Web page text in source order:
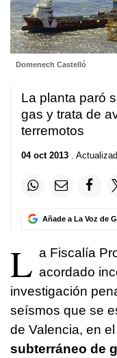
Domenech Castelló
La planta paró
gas y trata de
terremotos
04 oct 2013 .
Añade a La Voz de
L a Fiscalía
acordado
investigación
seísmos que se
de Valencia, en
subterráneo de